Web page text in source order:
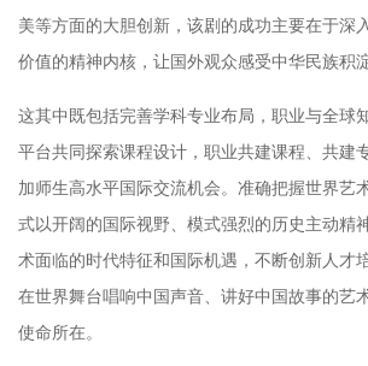
美等方面的大胆创新，该剧的成功主要在于深
价值的精神内核，让国外观众感受中华民族积
这其中既包括完善学科专业布局，职业与全球
平台共同探索课程设计，职业共建课程、共建
加师生高水平国际交流机会。准确把握世界艺
式以开阔的国际视野、模式强烈的历史主动精
术面临的时代特征和国际机遇，不断创新人才
在世界舞台唱响中国声音、讲好中国故事的艺
使命所在。